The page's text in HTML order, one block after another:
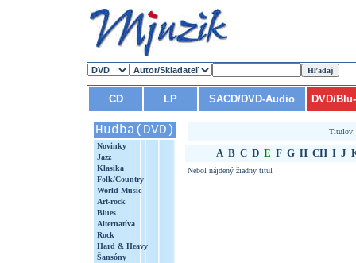
CD LP SACD/DVD-Audio DVD/
Hudba(DVD)
Novinky
Jazz
Klasika
Folk/Country
World Music
Art-rock
Blues
Alternatíva
Rock
Hard & Heavy
Šansóny
A B C D E F G H CH I J
Nebol nájdený žiadny titul